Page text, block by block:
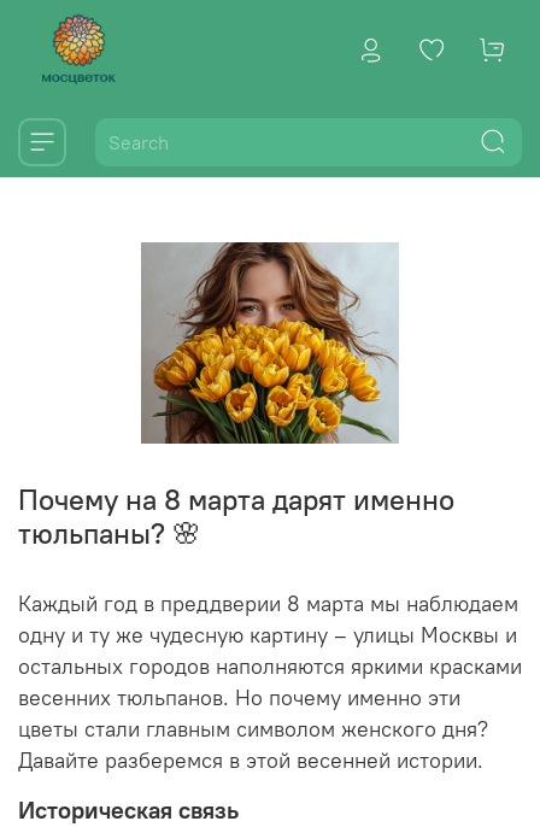
Почему на 8 марта дарят именно
тюльпаны? 🌸
Каждый год в преддверии 8 марта мы наблюдаем
одну и ту же чудесную картину – улицы Москвы и
остальных городов наполняются яркими красками
весенних тюльпанов. Но почему именно эти
цветы стали главным символом женского дня?
Давайте разберемся в этой весенней истории.
Историческая связь